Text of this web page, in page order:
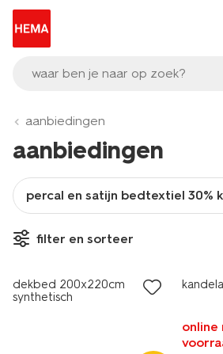
waar ben je naar op zoek?
aanbiedingen
aanbiedingen
percal en satijn bedtextiel 30%
filter en sorteer
25% korting
alleen online
dekbed 200x220cm
synthetisch
online